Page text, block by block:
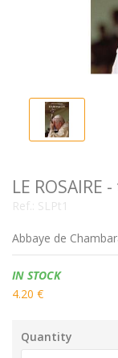
LE ROSAIRE
Ref.: SLPt1
Abbaye de
Availability:
IN STOCK
4.20 €
Quantity